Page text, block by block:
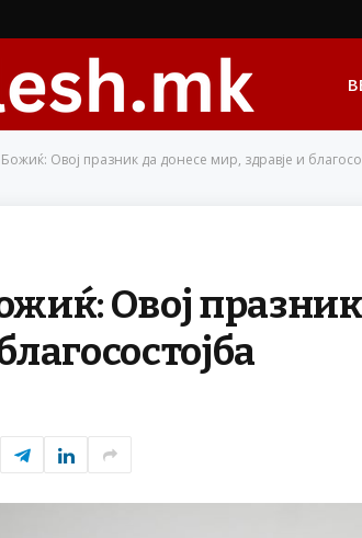
Овој празник да донесе мир, здравје и
Овој